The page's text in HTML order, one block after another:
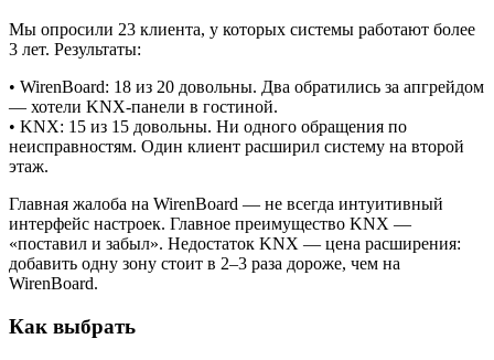
Мы опросили 23 клиента, у которых системы работают более
3 лет. Результаты:
• WirenBoard: 18 из 20 довольны. Два обратились за апгрейдом
— хотели KNX-панели в гостиной.
• KNX: 15 из 15 довольны. Ни одного обращения по
неисправностям. Один клиент расширил систему на второй
этаж.
Главная жалоба на WirenBoard — не всегда интуитивный
интерфейс настроек. Главное преимущество KNX —
«поставил и забыл». Недостаток KNX — цена расширения:
добавить одну зону стоит в 2–3 раза дороже, чем на
WirenBoard.
Как выбрать